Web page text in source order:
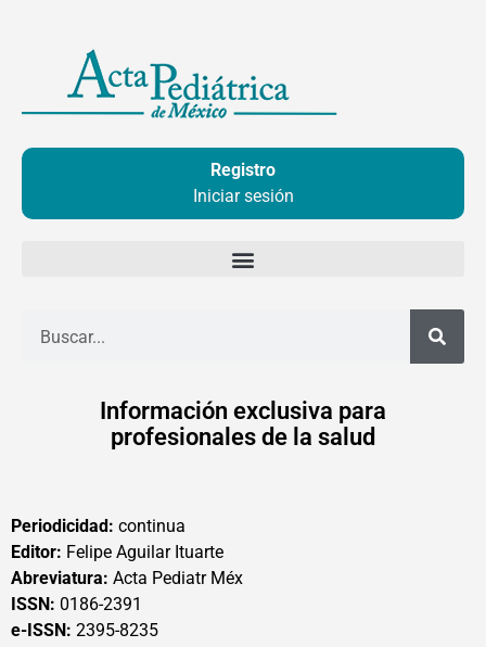
contenido
Registro
Iniciar sesión
Información exclusiva para
profesionales de la salud
Periodicidad: continua
Editor: Felipe Aguilar Ituarte
Abreviatura: Acta Pediatr Méx
ISSN: 0186-2391
e-ISSN: 2395-8235